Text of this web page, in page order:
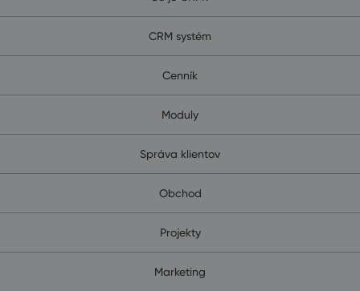
CRM systém
Cenník
Moduly
Správa klientov
Obchod
Projekty
Marketing